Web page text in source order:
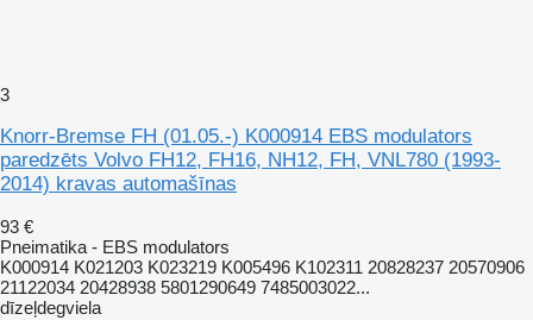
3
Knorr-Bremse FH (01.05.-) K000914 EBS modulators
paredzēts Volvo FH12, FH16, NH12, FH, VNL780 (1993-
2014) kravas automašīnas
93 €
Pneimatika - EBS modulators
K000914 K021203 K023219 K005496 K102311 20828237 20570906
21122034 20428938 5801290649 7485003022...
dīzeļdegviela